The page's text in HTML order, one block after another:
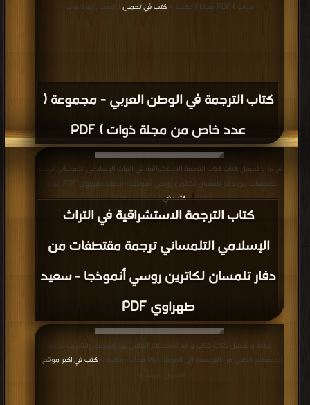
كتاب الترجمة في الوطن العربي - مجموعة (
عدد خاص من مجلة ذوات ) PDF
ذوات ) PDF مجانا | مكتبة >
كتب في تحميل | التحميل : مرة/مرات
كتاب الترجمة الاستشراقية في التراث
الإسلامي التلمساني ترجمة مقتطفات من
دفار تلمسان لكاترين روسي أنموذجا - سعيد
طهراوي PDF
قراءة و تحميل كتاب كتاب الترجمة الاستشراقية في التراث الإسلامي التلمساني ترجمة
مقتطفات من دفار تلمسان لكاترين روسي أنموذجا - سعيد طهراوي PDF مجانا |
مكتبة >كتب في| التحميل : مرة/مرات
قراءة و تحميل كتاب كتاب واقع المصطلح العلمي بین الترجمة والتعریب ترجمة
المصطلح الطبي من الفرنسیة إلى العربیة PDF مجانا | مكتبة >
كتب في اكبر موقع
التحميل : مرة/مرات